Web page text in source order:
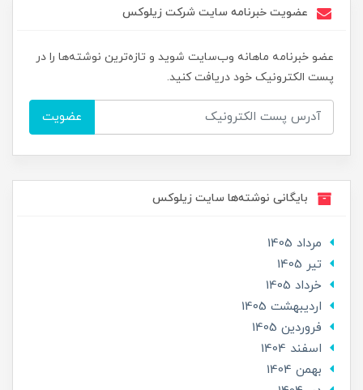
عضویت خبرنامه سایت شرکت زیلوکس
عضو خبرنامه ماهانه وب‌سایت شوید و تازه‌ترین نوشته‌ها را در
پست الکترونیک خود دریافت کنید.
عضویت
بایگانی نوشته‌ها سایت زیلوکس
مرداد 1405
تير 1405
خرداد 1405
ارديبهشت 1405
فروردین 1405
اسفند 1404
بهمن 1404